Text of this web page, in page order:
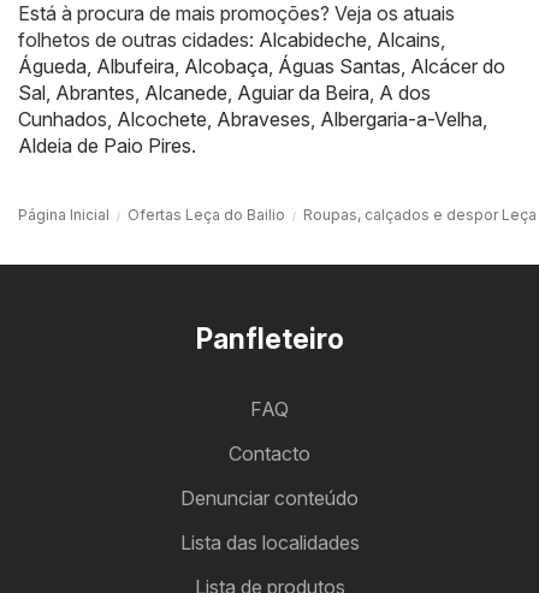
Está à procura de mais promoções? Veja os atuais
folhetos de outras cidades: Alcabideche, Alcains,
Águeda, Albufeira, Alcobaça, Águas Santas, Alcácer do
Sal, Abrantes, Alcanede, Aguiar da Beira, A dos
Cunhados, Alcochete, Abraveses, Albergaria-a-Velha,
Aldeia de Paio Pires.
Página Inicial Ofertas Leça do Bailio Roupas, calçados e despor
Panfleteiro
FAQ
Contacto
Denunciar conteúdo
Lista das localidades
Lista de produtos